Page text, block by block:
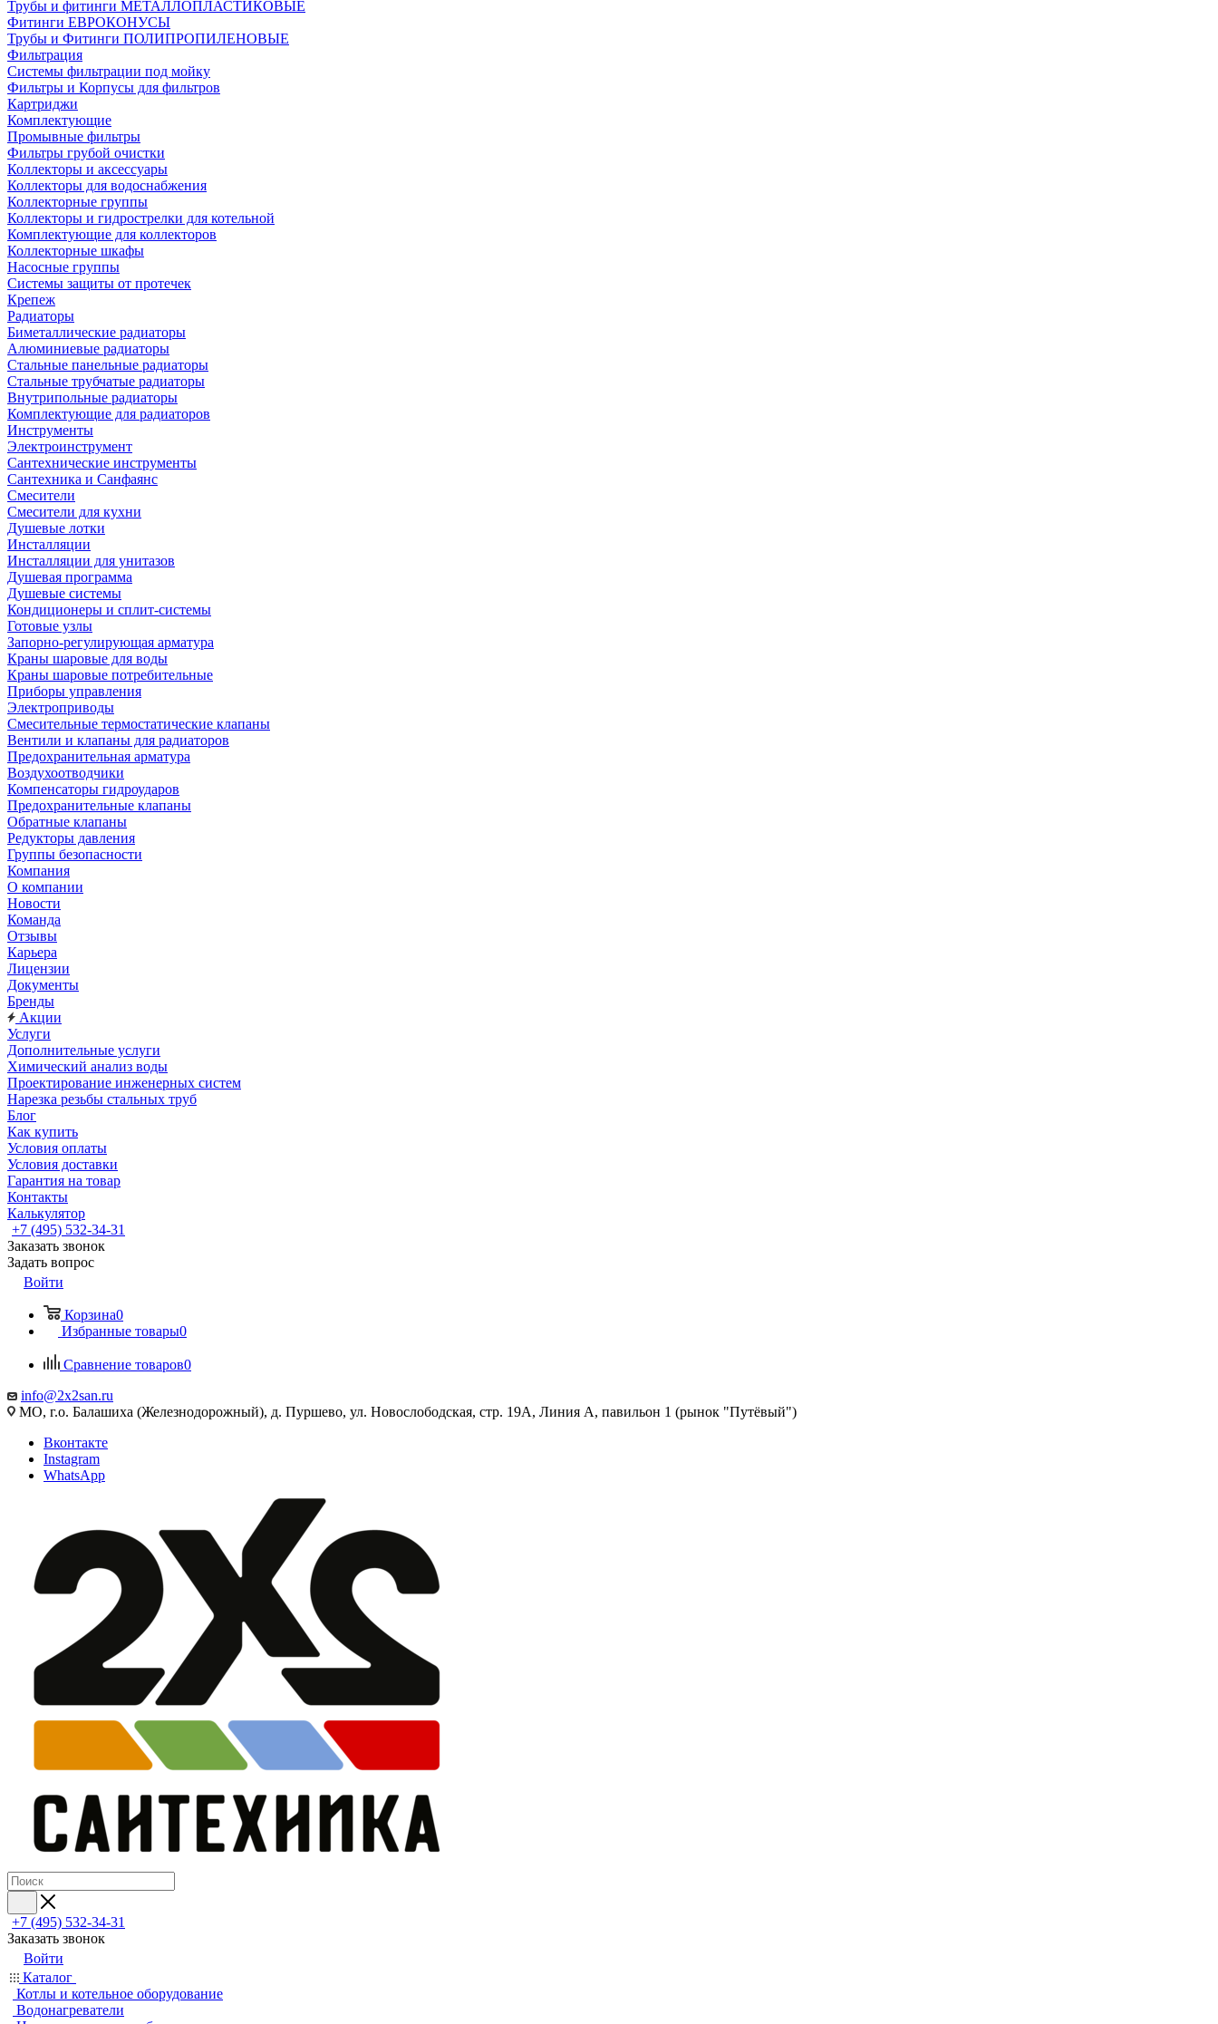
Трубы и фитинги МЕТАЛЛОПЛАСТИКОВЫЕ
Фитинги ЕВРОКОНУСЫ
Трубы и Фитинги ПОЛИПРОПИЛЕНОВЫЕ
Фильтрация
Системы фильтрации под мойку
Фильтры и Корпусы для фильтров
Картриджи
Комплектующие
Промывные фильтры
Фильтры грубой очистки
Коллекторы и аксессуары
Коллекторы для водоснабжения
Коллекторные группы
Коллекторы и гидрострелки для котельной
Комплектующие для коллекторов
Коллекторные шкафы
Насосные группы
Системы защиты от протечек
Крепеж
Радиаторы
Биметаллические радиаторы
Алюминиевые радиаторы
Стальные панельные радиаторы
Стальные трубчатые радиаторы
Внутрипольные радиаторы
Комплектующие для радиаторов
Инструменты
Электроинструмент
Сантехнические инструменты
Сантехника и Санфаянс
Смесители
Смесители для кухни
Душевые лотки
Инсталляции
Инсталляции для унитазов
Душевая программа
Душевые системы
Кондиционеры и сплит-системы
Готовые узлы
Запорно-регулирующая арматура
Краны шаровые для воды
Краны шаровые потребительные
Приборы управления
Электроприводы
Смесительные термостатические клапаны
Вентили и клапаны для радиаторов
Предохранительная арматура
Воздухоотводчики
Компенсаторы гидроударов
Предохранительные клапаны
Обратные клапаны
Редукторы давления
Группы безопасности
Компания
О компании
Новости
Команда
Отзывы
Карьера
Лицензии
Документы
Бренды
Акции
Услуги
Дополнительные услуги
Химический анализ воды
Проектирование инженерных систем
Нарезка резьбы стальных труб
Блог
Как купить
Условия оплаты
Условия доставки
Гарантия на товар
Контакты
Калькулятор
+7 (495) 532‑34‑31
Заказать звонок
Задать вопрос
Войти
Корзина0
Избранные товары0
Сравнение товаров0
info@2x2san.ru
МО, г.о. Балашиха (Железнодорожный), д. Пуршево, ул. Новослободская, стр. 19А, Линия А, павильон 1 (рынок "Путёвый")
Вконтакте
Instagram
WhatsApp
+7 (495) 532‑34‑31
Заказать звонок
Войти
Каталог
Котлы и котельное оборудование
Водонагреватели